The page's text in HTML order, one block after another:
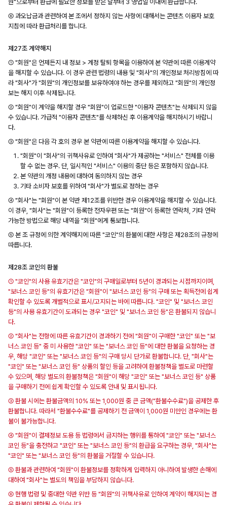
원"으로부터 환급에 필요한 정보를 받은 날부터 3 영업일 이내에 환급합니다.
⑥ 과오납금과 관련하여 본 조에서 정하지 않는 사항에 대해서는 콘텐츠 이용자 보호
지침에 따라 환급처리를 합니다.
제27조 계약해지
① "회원"은 언제든지 내 정보 > 계정 탈퇴 항목을 이용하여 본 약관에 따른 이용계약
을 해지할 수 있습니다. 이 경우 관련 법령의 내용 및 "회사"의 개인정보 처리방침에 따
라 "회사"가 "회원"의 개인정보를 보유하여야 하는 경우를 제외하고 "회원"의 개인정
보는 해지 이후 삭제됩니다.
② "회원"이 계약을 해지할 경우 "회원"이 업로드한 "이용자 콘텐츠"는 삭제되지 않을
수 있습니다. 가급적 "이용자 콘텐츠"를 삭제하신 후 이용계약을 해지하시기 바랍니
다.
③ "회원"은 다음 각 호의 경우 본 약관에 따른 이용계약을 해지할 수 있습니다.
"회원"이 "회사"의 귀책사유로 인하여 "회사"가 제공하는 "서비스" 전체를 이용
할 수 없는 경우. 단, 일시적인 "서비스" 이용의 중단 등은 포함하지 않습니다.
본 약관의 개정 내용에 대하여 동의하지 않는 경우
기타 소비자 보호를 위하여 "회사"가 별도로 정하는 경우
④ "회사"는 "회원"이 본 약관 제12조를 위반한 경우 이용계약을 해지할 수 있습니다.
이 경우, "회사"는 "회원"이 등록한 전자우편 또는 "회원"이 등록한 연락처, 기타 연락
가능한 방법으로 해당 내역을 "회원"에게 통보합니다.
⑤ 본 조 규정에 의한 계약해지에 따른 "코인"의 환불에 대한 사항은 제28조의 규정에
따릅니다.
제28조 코인의 환불
① "코인"의 사용 유효기간은 "코인"의 구매일로부터 5년이 경과되는 시점까지이며,
"보너스 코인 등"의 유효기간은 "회원"이 "보너스 코인 등"의 구매 또는 획득전에 쉽게
확인할 수 있도록 개별적으로 표시/고지되는 바에 따릅니다. "코인" 및 "보너스 코인
등"의 사용 유효기간이 도과되는 경우 "코인" 및 "보너스 코인 등"은 환불되지 않습니
다.
② "회사"는 전항에 따른 유효기간이 경과하기 전에 "회원"이 구매한 "코인" 또는 "보
너스 코인 등" 중 미 사용한 "코인" 또는 "보너스 코인 등"에 대한 환불을 요청하는 경
우, 해당 "코인" 또는 "보너스 코인 등"의 구매 당시 단가로 환불합니다. 단, "회사"는
"코인" 또는 "보너스 코인 등" 상품의 할인 등을 고려하여 환불정책을 별도로 마련할
수 있으며, 해당 별도의 환불정책은 "회원"이 해당 "코인" 또는 "보너스 코인 등" 상품
을 구매하기 전에 쉽게 확인할 수 있도록 안내 및 표시됩니다.
③ 환불 시에는 환불금액의 10% 또는 1,000원 중 큰 금액("환불수수료")을 공제한 후
환불합니다. 따라서 "환불수수료"를 공제하기 전 금액이 1,000원 미만인 경우에는 환
불이 불가능합니다.
④ "회원"이 결제정보 도용 등 법령에서 금지하는 행위를 통하여 "코인" 또는 "보너스
코인 등"을 충전하고 "코인" 또는 "보너스 코인 등"의 환급을 요구하는 경우, "회사"는
"코인" 또는 "보너스 코인 등"의 환불을 거절할 수 있습니다.
⑤ 환불과 관련하여 "회원"이 환불정보를 정확하게 입력하지 아니하여 발생한 손해에
대하여 "회사"는 별도의 책임을 부담하지 않습니다.
⑥ 현행 법령 및 중대한 약관 위반 등 "회원"의 귀책사유로 인하여 계약이 해지되는 경